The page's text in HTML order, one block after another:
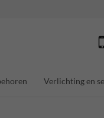
Verlichting en